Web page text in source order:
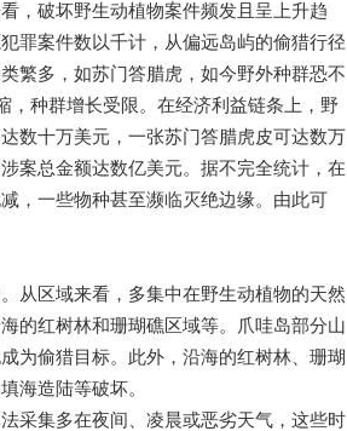
破坏野生动植物案件频发且呈上升趋
罪案件数以千计，从偏远岛屿的偷猎行径
繁多，如苏门答腊虎，如今野外种群恐不
，种群增长受限。在经济利益链条上，野
数十万美元，一张苏门答腊虎皮可达数万
案总金额达数亿美元。据不完全统计，在
，一些物种甚至濒临灭绝边缘。由此可
区域来看，多集中在野生动植物的天然
的红树林和珊瑚礁区域等。爪哇岛部分山
为偷猎目标。此外，沿海的红树林、珊瑚
海造陆等破坏。
集多在夜间、凌晨或恶劣天气，这些时